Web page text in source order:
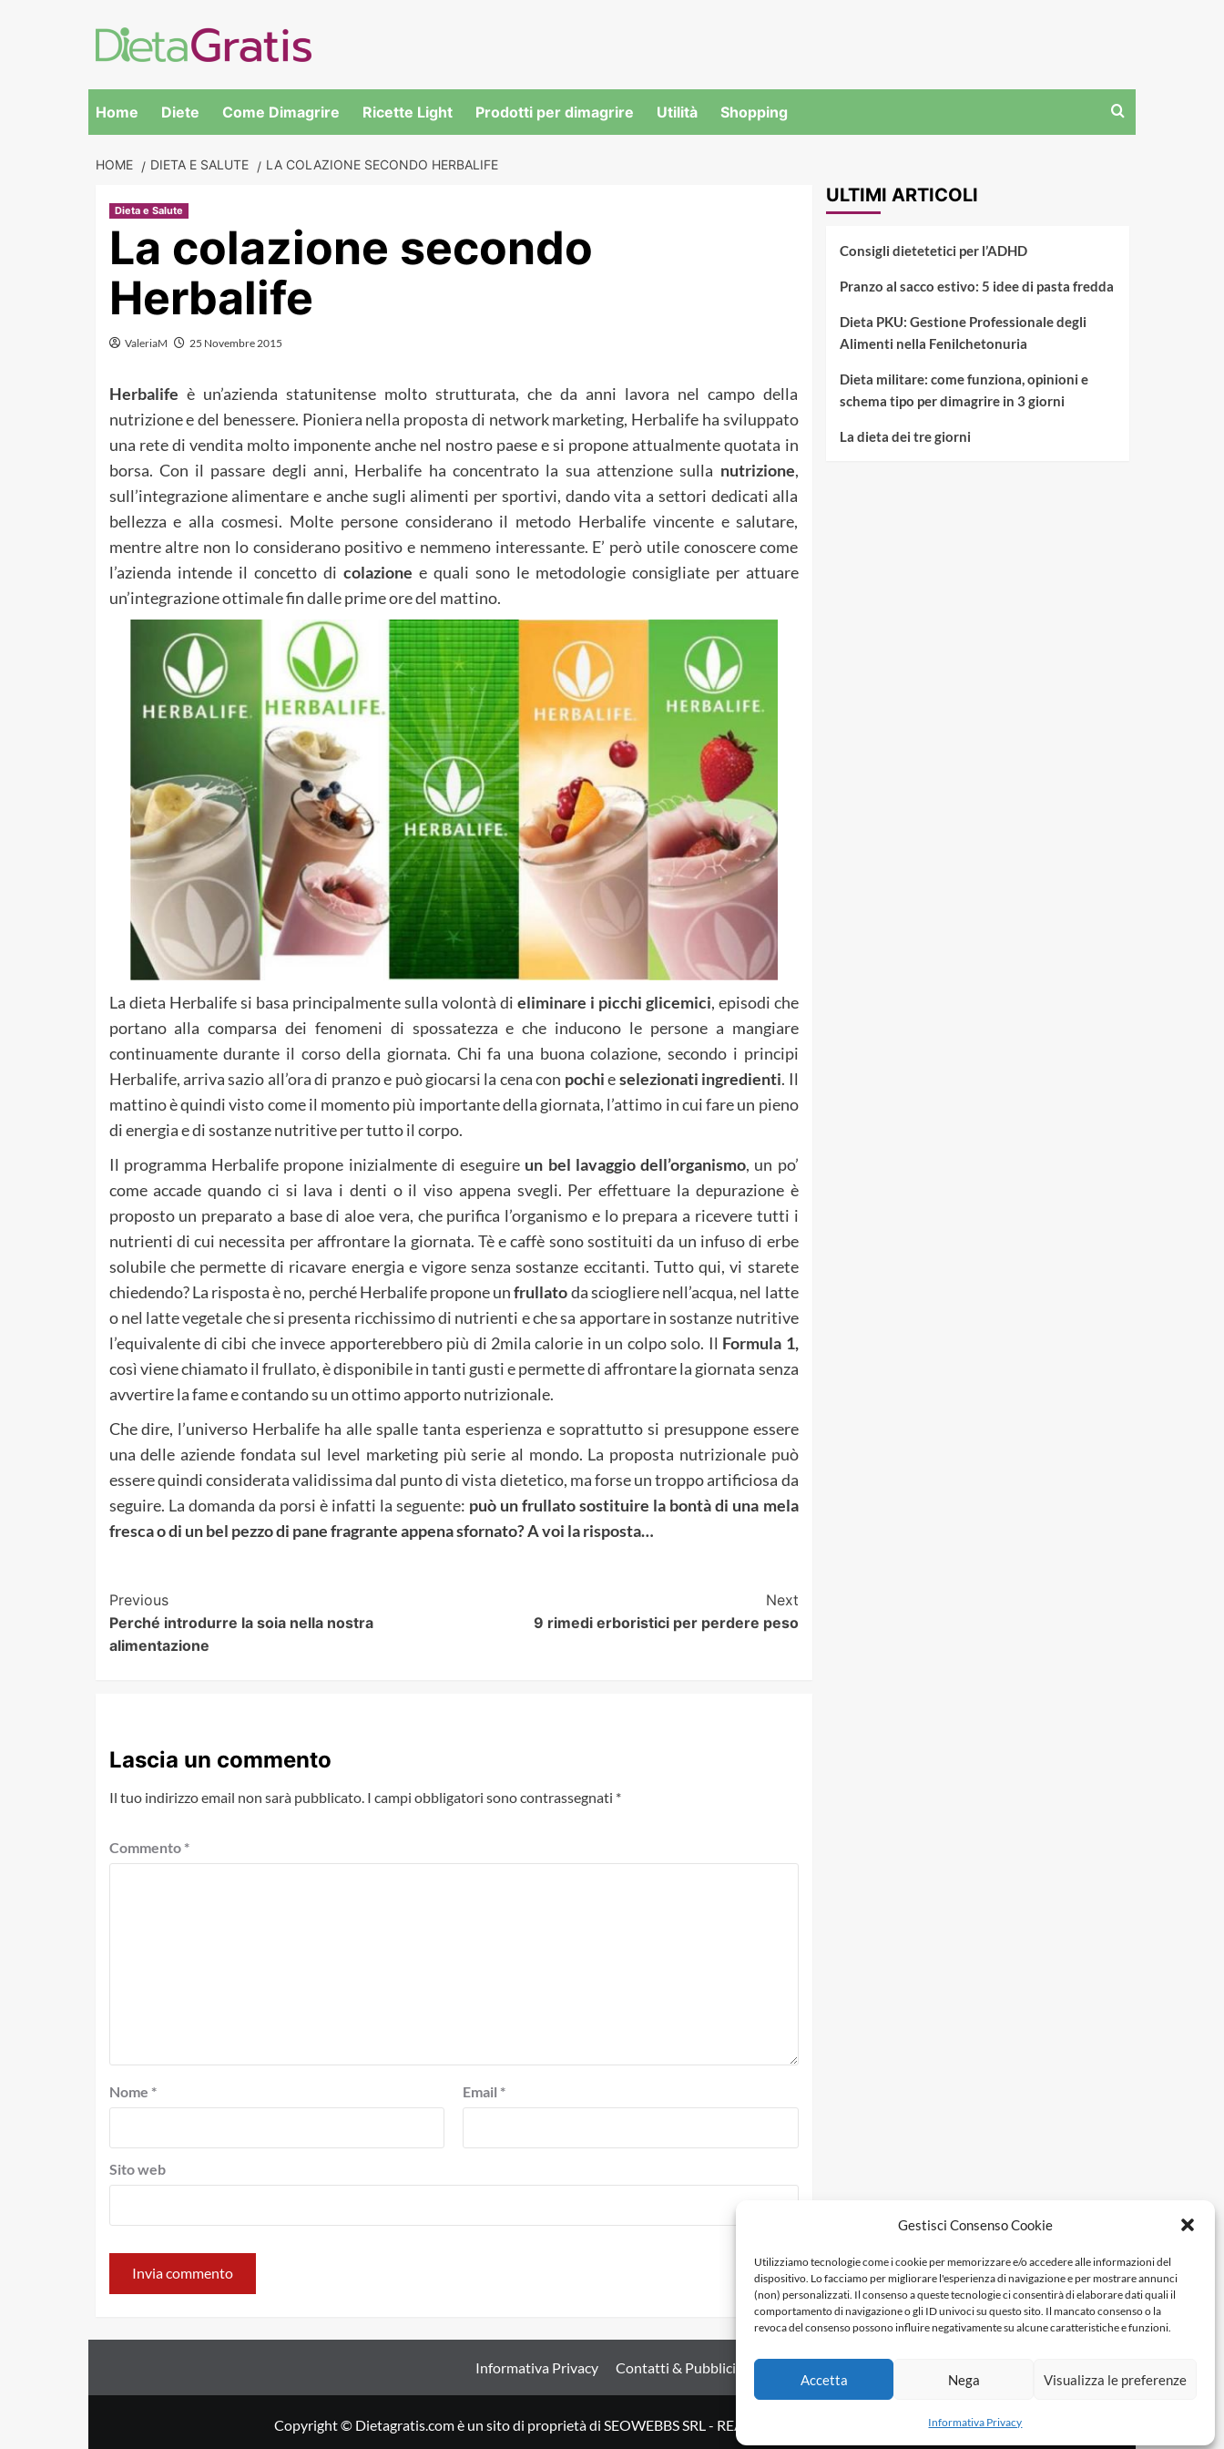
Gestisci Consenso Cookie
Utilizziamo tecnologie come i cookie per memorizzare e/o accedere alle informazioni del
dispositivo. Lo facciamo per migliorare l'esperienza di navigazione e per mostrare annunci
(non) personalizzati. Il consenso a queste tecnologie ci consentirà di elaborare dati quali il
comportamento di navigazione o gli ID univoci su questo sito. Il mancato consenso o la
revoca del consenso possono influire negativamente su alcune caratteristiche e funzioni.
Accetta Nega Visualizza le preferenze
Informativa Privacy
to
content
Home Diete Come Dimagrire Ricette Light Prodotti per dimagrire Utilità Shopping
HOME DIETA E SALUTE LA COLAZIONE SECONDO HERBALIFE
Dieta e Salute
La colazione secondo
Herbalife
ValeriaM 25 Novembre 2015
Herbalife è un’azienda statunitense molto strutturata, che da anni lavora nel campo della
nutrizione e del benessere. Pioniera nella proposta di network marketing, Herbalife ha sviluppato
una rete di vendita molto imponente anche nel nostro paese e si propone attualmente quotata in
borsa. Con il passare degli anni, Herbalife ha concentrato la sua attenzione sulla nutrizione,
sull’integrazione alimentare e anche sugli alimenti per sportivi, dando vita a settori dedicati alla
bellezza e alla cosmesi. Molte persone considerano il metodo Herbalife vincente e salutare,
mentre altre non lo considerano positivo e nemmeno interessante. E’ però utile conoscere come
l’azienda intende il concetto di colazione e quali sono le metodologie consigliate per attuare
un’integrazione ottimale fin dalle prime ore del mattino.
La dieta Herbalife si basa principalmente sulla volontà di eliminare i picchi glicemici, episodi che
portano alla comparsa dei fenomeni di spossatezza e che inducono le persone a mangiare
continuamente durante il corso della giornata. Chi fa una buona colazione, secondo i principi
Herbalife, arriva sazio all’ora di pranzo e può giocarsi la cena con pochieselezionati ingredienti. Il
mattino è quindi visto come il momento più importante della giornata, l’attimo in cui fare un pieno
di energia e di sostanze nutritive per tutto il corpo.
Il programma Herbalife propone inizialmente di eseguire un bel lavaggio dell’organismo, un po’
come accade quando ci si lava i denti o il viso appena svegli. Per effettuare la depurazione è
proposto un preparato a base di aloe vera, che purifica l’organismo e lo prepara a ricevere tutti i
nutrienti di cui necessita per affrontare la giornata. Tè e caffè sono sostituiti da un infuso di erbe
solubile che permette di ricavare energia e vigore senza sostanze eccitanti. Tutto qui, vi starete
chiedendo? La risposta è no, perché Herbalife propone unfrullatoda sciogliere nell’acqua, nel latte
o nel latte vegetale che si presenta ricchissimo di nutrienti e che sa apportare in sostanze nutritive
l’equivalente di cibi che invece apporterebbero più di 2mila calorie in un colpo solo. Il Formula 1,
così viene chiamato il frullato, è disponibile in tanti gusti e permette di affrontare la giornata senza
avvertire la fame e contando su un ottimo apporto nutrizionale.
Che dire, l’universo Herbalife ha alle spalle tanta esperienza e soprattutto si presuppone essere
una delle aziende fondata sul level marketing più serie al mondo. La proposta nutrizionale può
essere quindi considerata validissima dal punto di vista dietetico, ma forse un troppo artificiosa da
seguire. La domanda da porsi è infatti la seguente: può un frullato sostituire la bontà di una mela
fresca o di un bel pezzo di pane fragrante appena sfornato? A voi la risposta…
Post
Navigation
Previous
Perché introdurre la soia nella nostra
alimentazione
Next
9 rimedi erboristici per perdere peso
Lascia un commento
Il tuo indirizzo email non sarà pubblicato. I campi obbligatori sono contrassegnati *
Commento *
Nome * Email *
Sito web
ULTIMI ARTICOLI
Consigli dietetetici per l’ADHD
Pranzo al sacco estivo: 5 idee di pasta fredda
Dieta PKU: Gestione Professionale degli
Alimenti nella Fenilchetonuria
Dieta militare: come funziona, opinioni e
schema tipo per dimagrire in 3 giorni
La dieta dei tre giorni
Informativa Privacy Contatti & Pubblicità
Copyright © Dietagratis.com è un sito di proprietà di SEOWEBBS SRL - REA: LE 278983 - P.Iva 04278590759